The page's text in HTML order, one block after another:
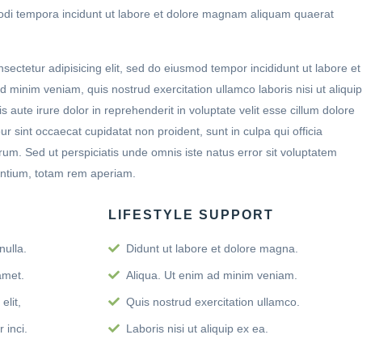
tempora incidunt ut labore et dolore magnam aliquam quaerat
adipisicing elit, sed do eiusmod tempor incididunt ut labore et
minim veniam, quis nostrud exercitation ullamco laboris nisi ut aliquip
aute irure dolor in reprehenderit in voluptate velit esse cillum dolore
sint occaecat cupidatat non proident, sunt in culpa qui officia
Sed ut perspiciatis unde omnis iste natus error sit voluptatem
totam rem aperiam.
inci.
LIFESTYLE SUPPORT
Didunt ut labore et dolore magna.
Aliqua. Ut enim ad minim veniam.
Quis nostrud exercitation ullamco.
Laboris nisi ut aliquip ex ea.